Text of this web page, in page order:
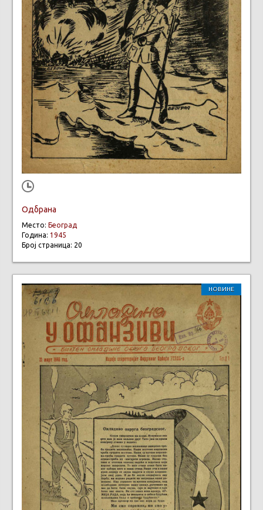
Одбрана
Место: Београд
Година: 1945
Број страница: 20
НОВИНЕ